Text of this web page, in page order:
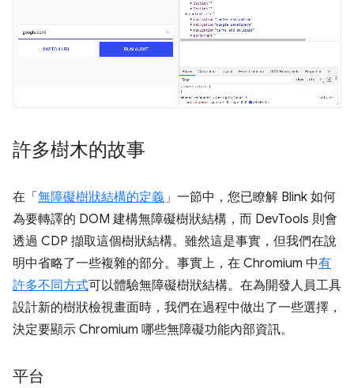
許多樹木的故事
在「 無障礙樹狀結構的定義」一節中，您已瞭解 Blink 如何
為要轉譯的 DOM 建構無障礙樹狀結構，而 DevTools 則會
透過 CDP 擷取這個樹狀結構。雖然這是事實，但我們在說
明中省略了一些複雜的部分。事實上，在 Chromium 中有
許多不同方式可以體驗無障礙樹狀結構。在為開發人員工具
設計新的樹狀檢視畫面時，我們在過程中做出了一些選擇，
決定要顯示 Chromium 哪些無障礙功能內部資訊。
平台